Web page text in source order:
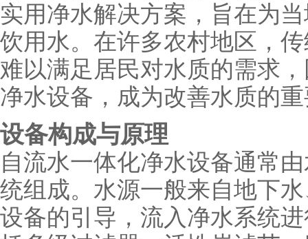
实用净水解决方案，旨在为
饮用水。在许多农村地区，
难以满足居民对水质的需求
净水设备，成为改善水质的
设备构成与原理
自流水一体化净水设备通常
统组成。水源一般来自地下
设备的引导，流入净水系统